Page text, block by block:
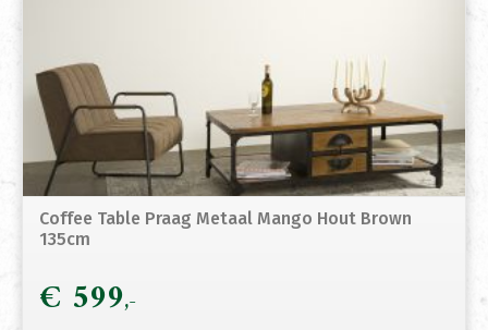
Coffee Table Praag Metaal Mango Hout Brown
135cm
€ 599